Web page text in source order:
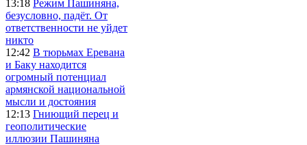
13:18 Режим Пашиняна,
безусловно, падёт. От
ответственности не уйдет
никто
12:42 В тюрьмах Еревана
и Баку находится
огромный потенциал
армянской национальной
мысли и достояния
12:13 Гниющий перец и
геополитические
иллюзии Пашиняна